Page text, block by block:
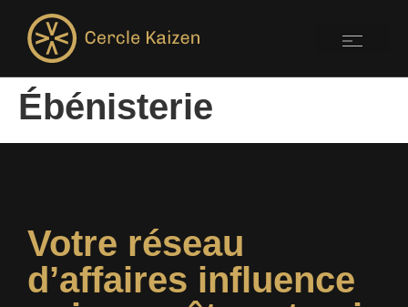
Ébénisterie
Votre réseau
d’affaires influence